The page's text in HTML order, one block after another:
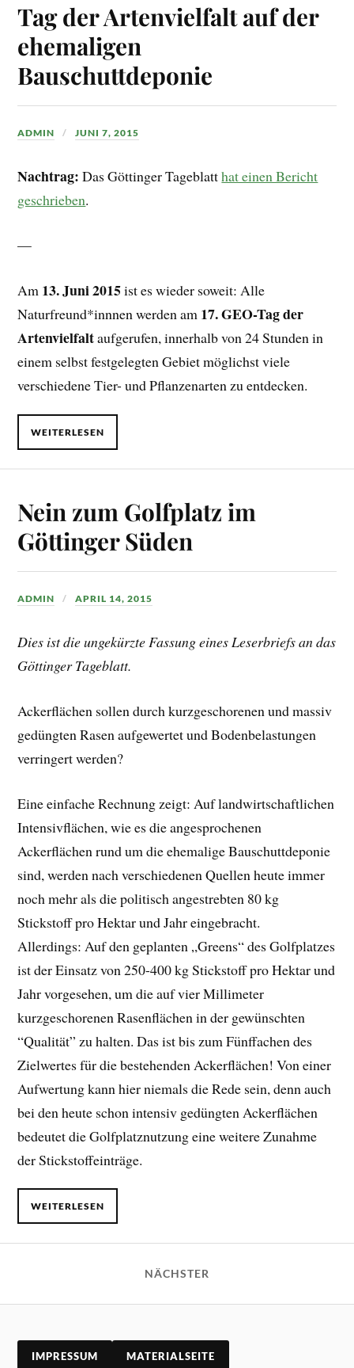
Tag der Artenvielfalt auf der
ehemaligen
Bauschuttdeponie
ADMIN JUNI 7, 2015
Nachtrag: Das Göttinger Tageblatthat einen Bericht
geschrieben.
—
Am 13. Juni 2015ist es wieder soweit: Alle
Naturfreund*innnen werden am 17. GEO-Tag der
Artenvielfaltaufgerufen, innerhalb von 24 Stunden in
einem selbst festgelegten Gebiet möglichst viele
verschiedene Tier- und Pflanzenarten zu entdecken.
WEITERLESEN
Nein zum Golfplatz im
Göttinger Süden
ADMIN APRIL 14, 2015
Dies ist die ungekürzte Fassung eines Leserbriefs an das
Göttinger Tageblatt.
Ackerflächen sollen durch kurzgeschorenen und massiv
gedüngten Rasen aufgewertet und Bodenbelastungen
verringert werden?
Eine einfache Rechnung zeigt: Auf landwirtschaftlichen
Intensivflächen, wie es die angesprochenen
Ackerflächen rund um die ehemalige Bauschuttdeponie
sind, werden nach verschiedenen Quellen heute immer
noch mehr als die politisch angestrebten 80 kg
Stickstoff pro Hektar und Jahr eingebracht.
Allerdings: Auf den geplanten „Greens“ des Golfplatzes
ist der Einsatz von 250-400 kg Stickstoff pro Hektar und
Jahr vorgesehen, um die auf vier Millimeter
kurzgeschorenen Rasenflächen in der gewünschten
“Qualität” zu halten. Das ist bis zum Fünffachen des
Zielwertes für die bestehenden Ackerflächen! Von einer
Aufwertung kann hier niemals die Rede sein, denn auch
bei den heute schon intensiv gedüngten Ackerflächen
bedeutet die Golfplatznutzung eine weitere Zunahme
der Stickstoffeinträge.
WEITERLESEN
NÄCHSTER
IMPRESSUM MATERIALSEITE